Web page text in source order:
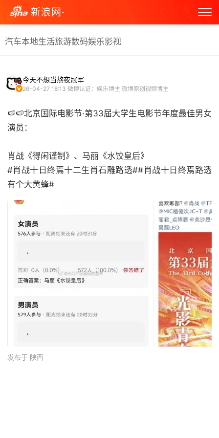
新浪网·
汽车本地生活旅游数码娱乐影视
今天不想当熬夜冠军
26-04-27 18:13 微博认证：娱乐博主 微博原创视频博主
🍉🍉北京国际电影节·第33届大学生电影节年度最佳男女
演员：
肖战《得闲谨制》、马丽《水饺皇后》
#肖战十日终焉十二生肖石雕路透##肖战十日终焉路透
有个大黄蜂# ​
发布于 陕西